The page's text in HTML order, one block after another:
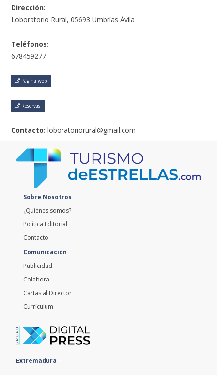
Dirección:
Loboratorio Rural, 05693 Umbrías Ávila
Teléfonos:
678459277
Página web
Reservas
Contacto: loboratoriorural@gmail.com
Sobre Nosotros
¿Quiénes somos?
Política Editorial
Contacto
Comunicación
Publicidad
Colabora
Cartas al Director
Currículum
Extremadura